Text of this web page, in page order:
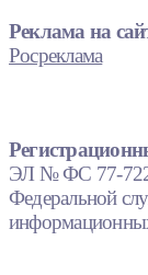
Реклама на
Росреклама
ЭЛ № ФС 77-
Федеральной